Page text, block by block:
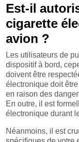
Est-il
cigarette
avion ?
Les utilisateurs de
dispositif à bord,
doivent être
électronique doit
en raison des
En outre, il est
électronique durant
Néanmoins, il est